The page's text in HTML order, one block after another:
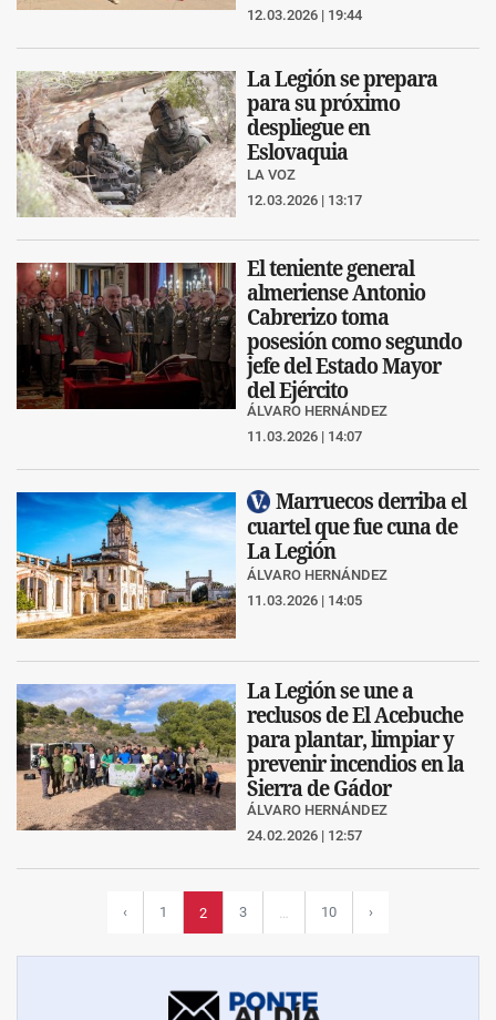
12.03.2026 | 19:44
La Legión se prepara
para su próximo
despliegue en
Eslovaquia
LA VOZ
12.03.2026 | 13:17
El teniente general
almeriense Antonio
Cabrerizo toma
posesión como segundo
jefe del Estado Mayor
del Ejército
ÁLVARO HERNÁNDEZ
11.03.2026 | 14:07
Marruecos derriba el
cuartel que fue cuna de
La Legión
ÁLVARO HERNÁNDEZ
11.03.2026 | 14:05
La Legión se une a
reclusos de El Acebuche
para plantar, limpiar y
prevenir incendios en la
Sierra de Gádor
ÁLVARO HERNÁNDEZ
24.02.2026 | 12:57
‹ 1 2 3 10 ›